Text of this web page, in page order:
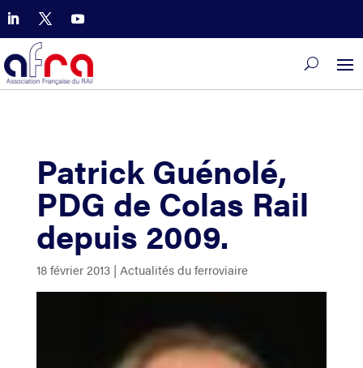
Patrick Guénolé,
PDG de Colas Rail
depuis 2009.
18 février 2013| Actualités du ferroviaire